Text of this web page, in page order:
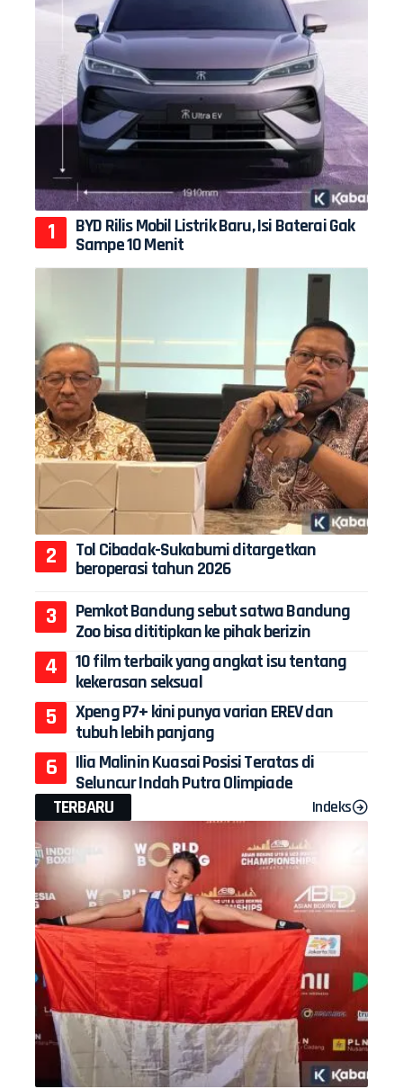
BYD Rilis Mobil Listrik Baru, Isi Baterai Gak
Sampe 10 Menit
Tol Cibadak-Sukabumi ditargetkan
beroperasi tahun 2026
Pemkot Bandung sebut satwa Bandung
Zoo bisa dititipkan ke pihak berizin
10 film terbaik yang angkat isu tentang
kekerasan seksual
Xpeng P7+ kini punya varian EREV dan
tubuh lebih panjang
Ilia Malinin Kuasai Posisi Teratas di
Seluncur Indah Putra Olimpiade
TERBARU
Indeks